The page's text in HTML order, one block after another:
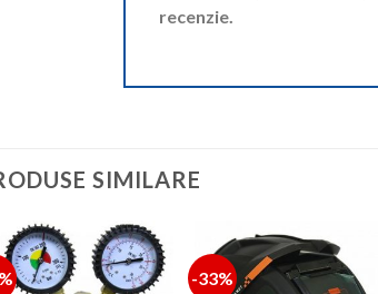
recenzie.
SIMILARE
-33%